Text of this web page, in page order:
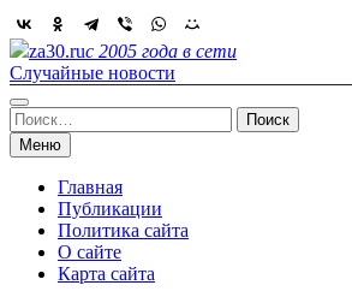
Skip
to
content
za30.ruс 2005 года в сети
Случайные новости
Найти:
Меню
Главная
Публикации
Политика сайта
О сайте
Карта сайта